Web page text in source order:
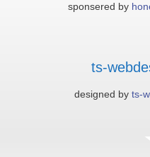
sponsered by
ts-
designed by ts-